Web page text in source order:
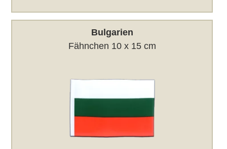
Bulgarien
Fähnchen 10 x 15 cm